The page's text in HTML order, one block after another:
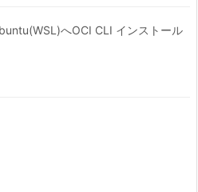
へOCI CLI インストール